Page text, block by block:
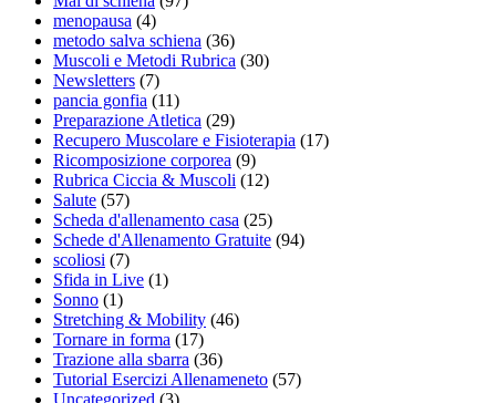
menopausa (4)
metodo salva schiena (36)
Muscoli e Metodi Rubrica (30)
Newsletters (7)
pancia gonfia (11)
Preparazione Atletica (29)
Recupero Muscolare e Fisioterapia (17)
Ricomposizione corporea (9)
Rubrica Ciccia & Muscoli (12)
Salute (57)
Scheda d'allenamento casa (25)
Schede d'Allenamento Gratuite (94)
scoliosi (7)
Sfida in Live (1)
Sonno (1)
Stretching & Mobility (46)
Tornare in forma (17)
Trazione alla sbarra (36)
Tutorial Esercizi Allenameneto (57)